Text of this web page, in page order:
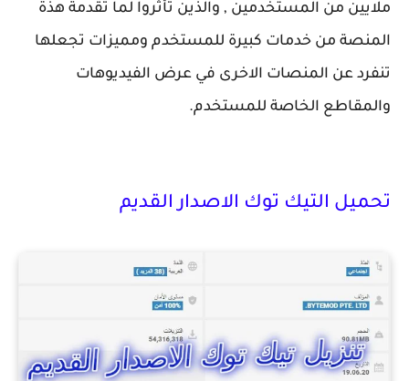
ملايين من المستخدمين , والذين تأثروا لما تقدمة هذة
المنصة من خدمات كبيرة للمستخدم ومميزات تجعلها
تنفرد عن المنصات الاخرى في عرض الفيديوهات
والمقاطع الخاصة للمستخدم.
تحميل التيك توك الاصدار القديم